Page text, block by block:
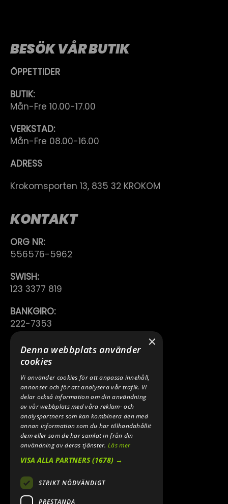
BESÖK VÅR BUTIK
ÖPPETTIDER
BUTIK:
Mån-Fre 10.00-17.00
VERKSTAD:
Mån-Fre 08.00-16.00
ADRESS
Krokomsporten 13, 835 32 KROKOM
KONTAKT
ORG NR:
556576-5962
SWISH:
123 3377 819
BANKGIRO:
222-7353
TELEFON:
0640 200 50
E-POST:
INFO@SPEEDSHOPEN.SE
ÅNGRA MITT KÖP
×
Denna webbplats använder
cookies
Vi använder cookies för att anpassa innehåll,
annonser och för att analysera vår trafik. Vi
delar också information om din användning
av vår webbplats med våra reklam- och
analyspartners som kan kombinera den med
annan information som du har tillhandahållit
dem eller som de har samlat in från din
användning av deras tjänster.Läs mer
VISA ALLA PARTNERS(1678) →
STRIKT NÖDVÄNDIGT
PRESTANDA